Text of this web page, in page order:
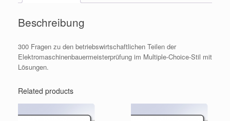
Beschreibung
300 Fragen zu den betriebswirtschaftlichen Teilen der
Elektromaschinenbauermeisterprüfung im Multiple-Choice-Stil mit
Lösungen.
Related products